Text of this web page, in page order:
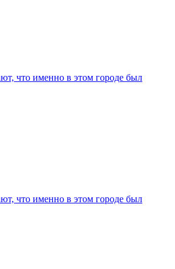
что именно в этом городе был
что именно в этом городе был